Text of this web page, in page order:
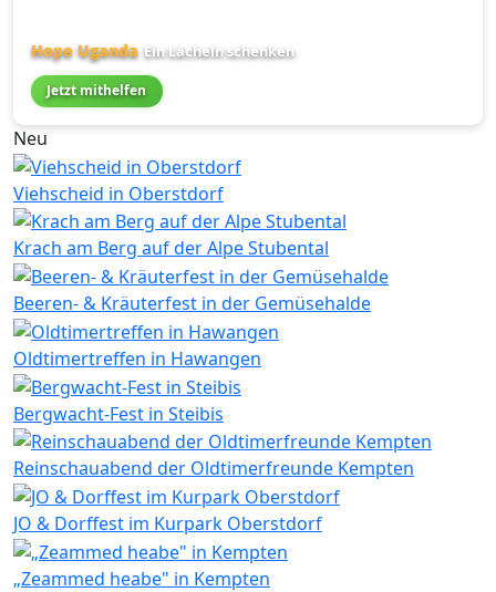
Hope Uganda Ein Lächeln schenken
Jetzt mithelfen
Neu
Viehscheid in Oberstdorf
Krach am Berg auf der Alpe Stubental
Beeren- & Kräuterfest in der Gemüsehalde
Oldtimertreffen in Hawangen
Bergwacht-Fest in Steibis
Reinschauabend der Oldtimerfreunde Kempten
JO & Dorffest im Kurpark Oberstdorf
„Zeammed heabe" in Kempten